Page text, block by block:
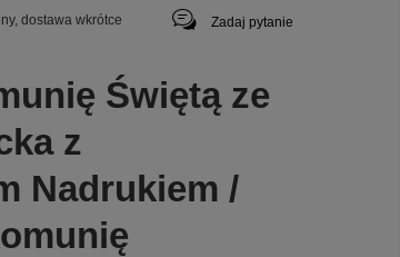
dostawa wkrótce Zadaj pytanie
Świętą ze
z
Nadrukiem /